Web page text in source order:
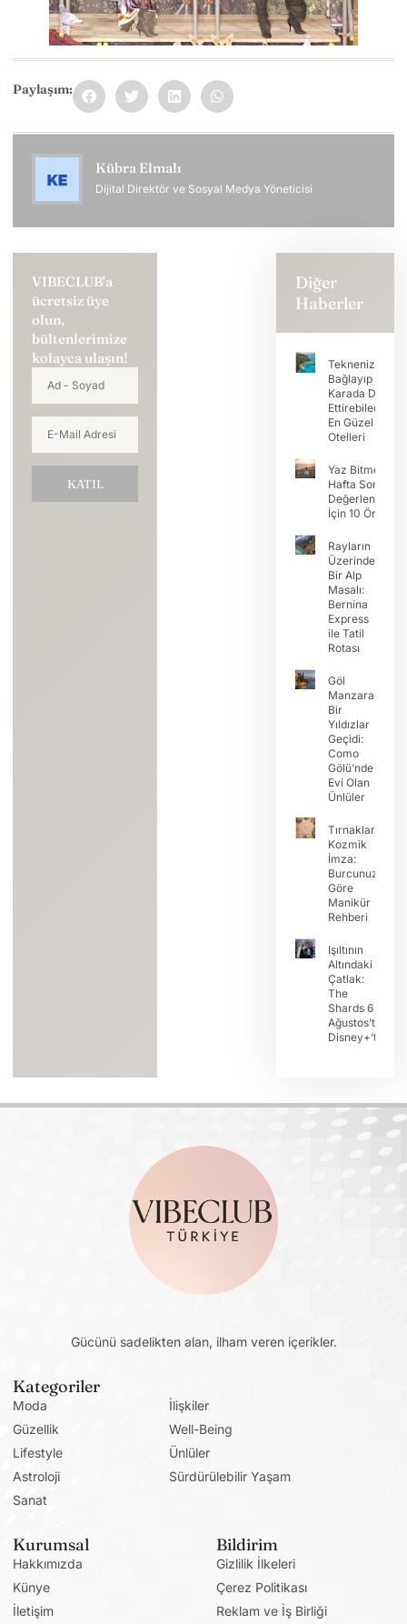
Paylaşım:
Kübra Elmalı
Dijital Direktör ve Sosyal Medya Yöneticisi
VIBECLUB'a
ücretsiz üye
olun,
bültenlerimize
kolayca ulaşın!
KATIL
Diğer
Haberler
Teknenizi
Bağlayıp Tatili
Karada Devam
En Güzel Koy
Otelleri
Yaz Bitmeden
Hafta Sonunu
İçin 10 Öneri
Rayların
Üzerinde
Bir Alp
Masalı:
Bernina
Express
ile Tatil
Rotası
Göl
Manzaralı
Bir
Yıldızlar
Geçidi:
Como
Gölü’nde
Evi Olan
Ünlüler
Tırnaklarda
Kozmik
İmza:
Burcunuza
Göre
Manikür
Rehberi
Işıltının
Altındaki
Çatlak:
The
Shards 6
Ağustos’ta
Disney+’ta
Gücünü sadelikten alan, ilham veren içerikler.
Kategoriler
Moda
Güzellik
Lifestyle
Astroloji
Sanat
İlişkiler
Well-Being
Ünlüler
Sürdürülebilir Yaşam
Kurumsal
Hakkımızda
Künye
İletişim
Bildirim
Gizlilik İlkeleri
Çerez Politikası
Reklam ve İş Birliği